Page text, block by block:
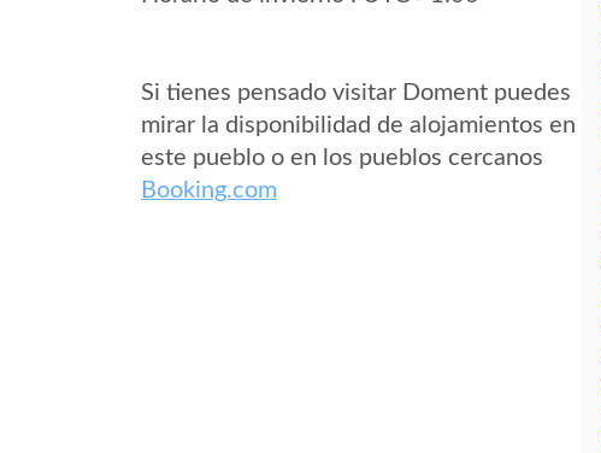
Si tienes pensado visitar Doment puedes
mirar la disponibilidad de alojamientos en
este pueblo o en los pueblos cercanos
Booking.com